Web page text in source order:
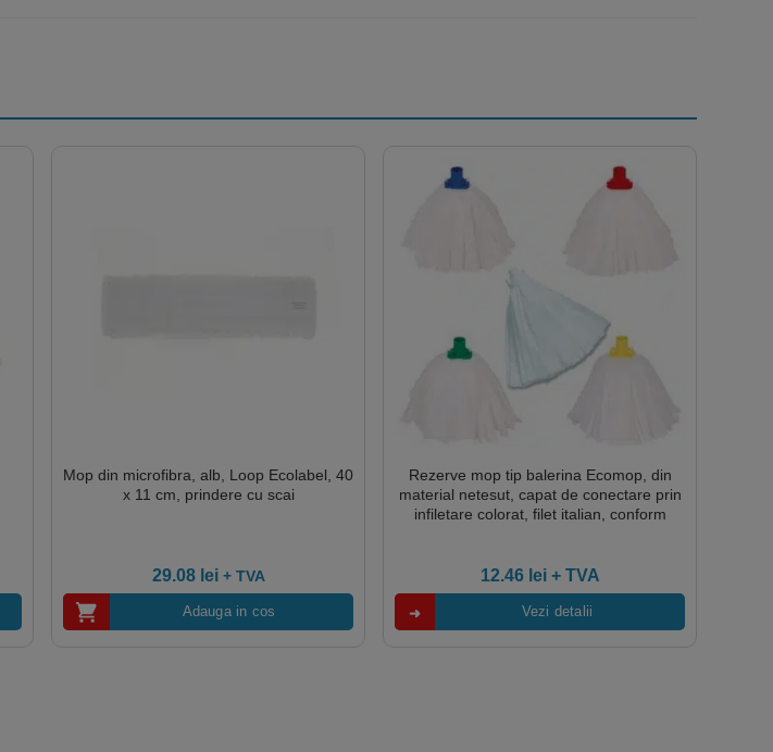
Mop din microfibra, alb, Loop Ecolabel, 40
x 11 cm, prindere cu scai
29.08 lei + TVA
Adauga in cos
Rezerve mop tip balerina Ecomop, din
material netesut, capat de conectare prin
infiletare colorat, filet italian, conform
12.46 lei+ TVA
Vezi detalii